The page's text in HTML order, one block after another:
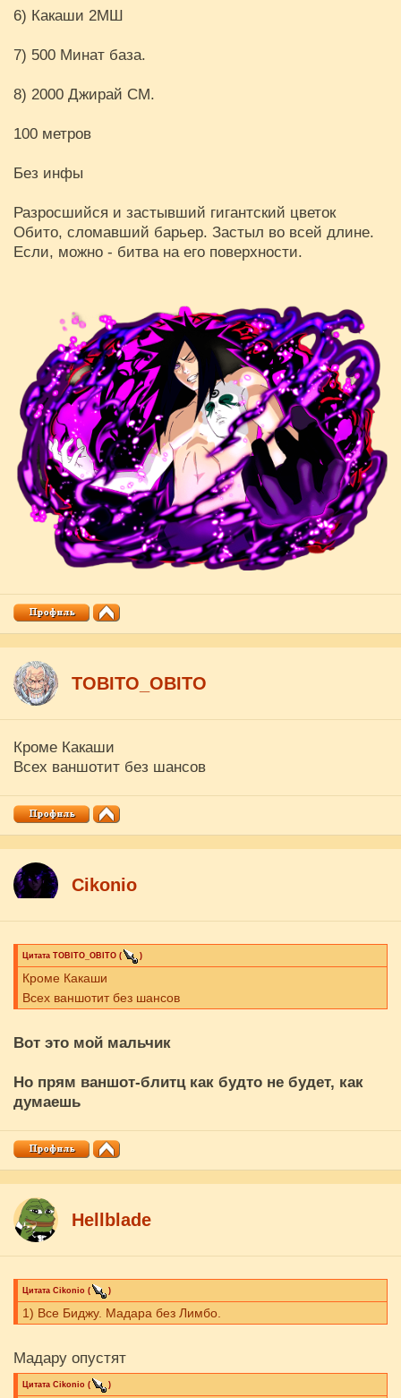
6) Какаши 2МШ
7) 500 Минат база.
8) 2000 Джирай СМ.
100 метров
Без инфы
Разросшийся и застывший гигантский цветок
Обито, сломавший барьер. Застыл во всей длине.
Если, можно - битва на его поверхности.
ТОBITO_OBITO
Кроме Какаши
Всех ваншотит без шансов
Cikоnio
Цитата ТОBITO_OBITO ( )
Кроме Какаши
Всех ваншотит без шансов
Вот это мой мальчик
Но прям ваншот-блитц как будто не будет, как
думаешь
Hellblade
Цитата Cikоnio ( )
1) Все Биджу. Мадара без Лимбо.
Мадару опустят
Цитата Cikоnio ( )